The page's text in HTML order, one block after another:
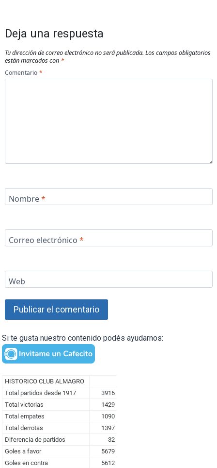
Deja una respuesta
Tu dirección de correo electrónico no será publicada. Los campos obligatorios
están marcados con *
Comentario *
Nombre*
Correo electrónico *
Web
Si te gusta nuestro contenido podés ayudarnos: